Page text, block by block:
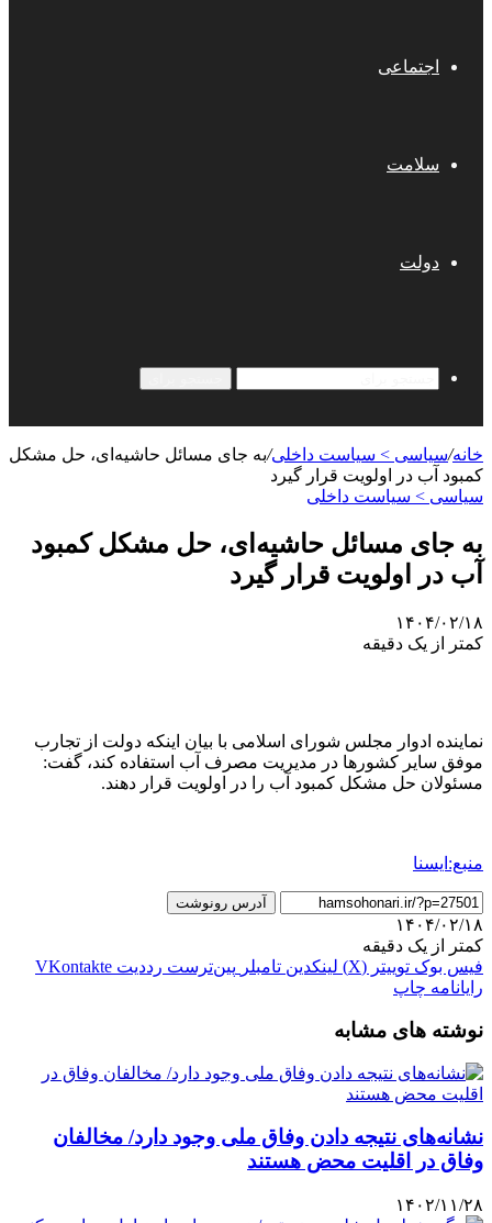
اجتماعی
سلامت
دولت
خانه/سیاسی > سیاست داخلی/به جای مسائل حاشیه‌ای، حل مشکل
کمبود آب در اولویت قرار گیرد
سیاسی > سیاست داخلی
به جای مسائل حاشیه‌ای، حل مشکل کمبود
آب در اولویت قرار گیرد
۱۴۰۴/۰۲/۱۸
کمتر از یک دقیقه
نماینده ادوار مجلس شورای اسلامی با بیان اینکه دولت از تجارب
موفق سایر کشورها در مدیریت مصرف آب استفاده کند، گفت:
مسئولان حل مشکل کمبود آب را در اولویت قرار دهند.
منبع:ایسنا
آدرس رونوشت
۱۴۰۴/۰۲/۱۸
کمتر از یک دقیقه
فیس بوک توییتر (X) لینکدین ‫تامبلر ‫پین‌ترست ‫رددیت ‫VKontakte
رایانامه چاپ
نوشته های مشابه
نشانه‌های نتیجه دادن وفاق ملی وجود دارد/ مخالفان
وفاق در اقلیت محض هستند
۱۴۰۲/۱۱/۲۸